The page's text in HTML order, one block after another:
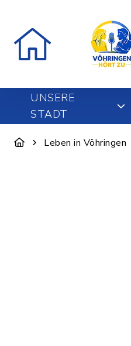
UNSERE
STADT
Leben in Vöhringen